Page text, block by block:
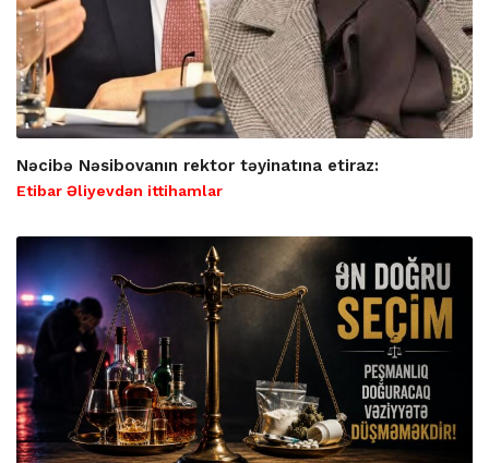
Nəcibə Nəsibovanın rektor təyinatına etiraz:
Etibar Əliyevdən ittihamlar